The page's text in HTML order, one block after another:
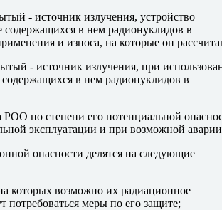
- источник излучения, устройство
содержащихся в нем радионуклидов в
и износа, на которые он
- источник излучения, при
в нем радионуклидов в
по степени его потенциальной
эксплуатации и при возможной
опасности делятся на следующие
которых возможно их радиационное
потребоваться меры по его защите;